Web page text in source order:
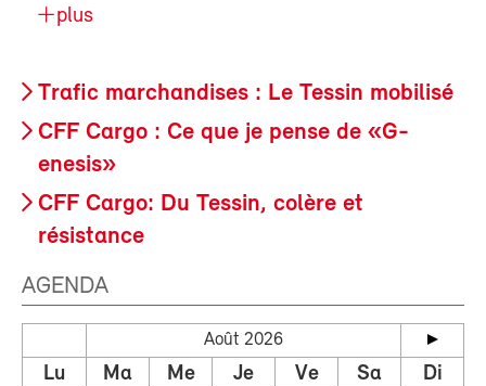
plus
Trafic marchandises : Le Tessin mobilisé
CFF Cargo : Ce que je pense de «G-
enesis»
CFF Cargo: Du Tessin, colère et
résistance
AGENDA
Août 2026
Lu Ma Me Je Ve Sa Di